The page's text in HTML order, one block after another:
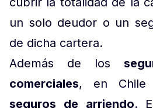
un solo deudor o un
de dicha cartera.
Además de los
comerciales, en Chile
seguros de arriendo.